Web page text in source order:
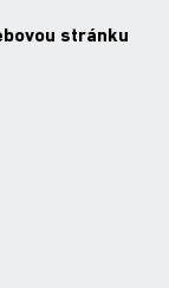
stránku